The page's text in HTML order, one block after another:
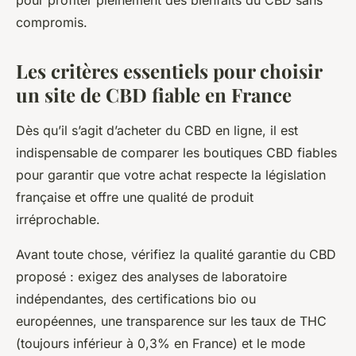
compromis.
Les critères essentiels pour choisir
un site de CBD fiable en France
Dès qu’il s’agit d’acheter du CBD en ligne, il est
indispensable de comparer les boutiques CBD fiables
pour garantir que votre achat respecte la législation
française et offre une qualité de produit
irréprochable.
Avant toute chose, vérifiez la qualité garantie du CBD
proposé : exigez des analyses de laboratoire
indépendantes, des certifications bio ou
européennes, une transparence sur les taux de THC
(toujours inférieur à 0,3% en France) et le mode